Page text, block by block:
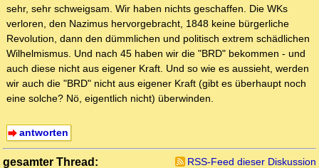
sehr, sehr schweigsam. Wir haben nichts geschaffen. Die WKs
verloren, den Nazimus hervorgebracht, 1848 keine bürgerliche
Revolution, dann den dümmlichen und politisch extrem schädlichen
Wilhelmismus. Und nach 45 haben wir die "BRD" bekommen - und
auch diese nicht aus eigener Kraft. Und so wie es aussieht, werden
wir auch die "BRD" nicht aus eigener Kraft (gibt es überhaupt noch
eine solche? Nö, eigentlich nicht) überwinden.
antworten
gesamter Thread: RSS-Feed dieser Diskussion